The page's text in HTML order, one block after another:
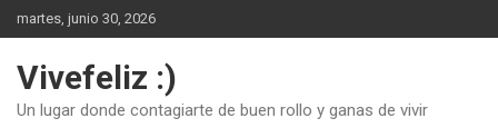
al
martes, junio 30, 2026
Vivefeliz :)
Un lugar donde contagiarte de buen rollo y ganas de vivir